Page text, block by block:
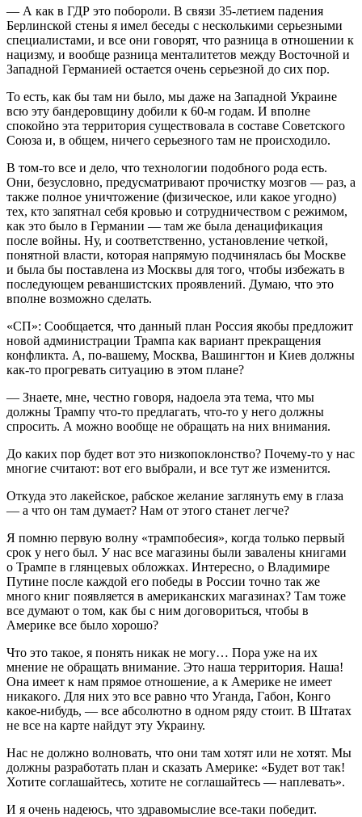
— А как в ГДР это побороли. В связи 35-летием падения
Берлинской стены я имел беседы с несколькими серьезными
специалистами, и все они говорят, что разница в отношении к
нацизму, и вообще разница менталитетов между Восточной и
Западной Германией остается очень серьезной до сих пор.
То есть, как бы там ни было, мы даже на Западной Украине
всю эту бандеровщину добили к 60-м годам. И вполне
спокойно эта территория существовала в составе Советского
Союза и, в общем, ничего серьезного там не происходило.
В том-то все и дело, что технологии подобного рода есть.
Они, безусловно, предусматривают прочистку мозгов — раз, а
также полное уничтожение (физическое, или какое угодно)
тех, кто запятнал себя кровью и сотрудничеством с режимом,
как это было в Германии — там же была денацификация
после войны. Ну, и соответственно, установление четкой,
понятной власти, которая напрямую подчинялась бы Москве
и была бы поставлена из Москвы для того, чтобы избежать в
последующем реваншистских проявлений. Думаю, что это
вполне возможно сделать.
«СП»: Сообщается, что данный план Россия якобы предложит
новой администрации Трампа как вариант прекращения
конфликта. А, по-вашему, Москва, Вашингтон и Киев должны
как-то прогревать ситуацию в этом плане?
— Знаете, мне, честно говоря, надоела эта тема, что мы
должны Трампу что-то предлагать, что-то у него должны
спросить. А можно вообще не обращать на них внимания.
До каких пор будет вот это низкопоклонство? Почему-то у нас
многие считают: вот его выбрали, и все тут же изменится.
Откуда это лакейское, рабское желание заглянуть ему в глаза
— а что он там думает? Нам от этого станет легче?
Я помню первую волну «трампобесия», когда только первый
срок у него был. У нас все магазины были завалены книгами
о Трампе в глянцевых обложках. Интересно, о Владимире
Путине после каждой его победы в России точно так же
много книг появляется в американских магазинах? Там тоже
все думают о том, как бы с ним договориться, чтобы в
Америке все было хорошо?
Что это такое, я понять никак не могу… Пора уже на их
мнение не обращать внимание. Это наша территория. Наша!
Она имеет к нам прямое отношение, а к Америке не имеет
никакого. Для них это все равно что Уганда, Габон, Конго
какое-нибудь, — все абсолютно в одном ряду стоит. В Штатах
не все на карте найдут эту Украину.
Нас не должно волновать, что они там хотят или не хотят. Мы
должны разработать план и сказать Америке: «Будет вот так!
Хотите соглашайтесь, хотите не соглашайтесь — наплевать».
И я очень надеюсь, что здравомыслие все-таки победит.